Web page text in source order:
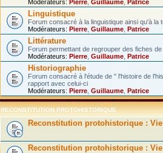
Modérateurs: Pierre Guillaume Patrice
Linguistique
Forum consacré à la linguistique ainsi qu'à la
Modérateurs: Pierre Guillaume Patrice
Littérature
Forum permettant de regrouper des fiches
Modérateurs: Pierre Guillaume Patrice
Historiographie
Forum consacré à l'étude de " l'histoire de
rapport avec celui-ci
Modérateurs: Pierre Guillaume Patrice
RECONSTITUTION PROTOHISTORIQUE
Reconstitution protohistorique :
Reconstitution protohistorique :